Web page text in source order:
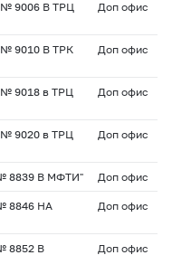
9006 В ТРЦ
Доп офис
9010 В ТРК
Доп офис
9018 в ТРЦ
Доп офис
9020 в ТРЦ
Доп офис
8839 В МФТИ" Доп офис
8846 НА
Доп офис
8852 В
Доп офис